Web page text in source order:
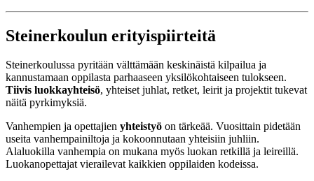
Steinerkoulun erityispiirteitä
Steinerkoulussa pyritään välttämään keskinäistä kilpailua ja
kannustamaan oppilasta parhaaseen yksilökohtaiseen tulokseen.
Tiivis luokkayhteisö, yhteiset juhlat, retket, leirit ja projektit tukevat
näitä pyrkimyksiä.
Vanhempien ja opettajien yhteistyö on tärkeää. Vuosittain pidetään
useita vanhempainiltoja ja kokoonnutaan yhteisiin juhliin.
Alaluokilla vanhempia on mukana myös luokan retkillä ja leireillä.
Luokanopettajat vierailevat kaikkien oppilaiden kodeissa.